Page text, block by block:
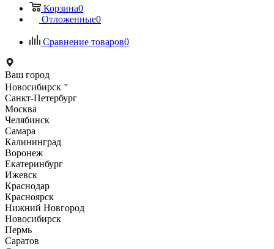
Корзина0
Отложенные0
Сравнение товаров0
Ваш город
Новосибирск
Санкт-Петербург
Москва
Челябинск
Самара
Калининград
Воронеж
Екатеринбург
Ижевск
Краснодар
Красноярск
Нижний Новгород
Новосибирск
Пермь
Саратов